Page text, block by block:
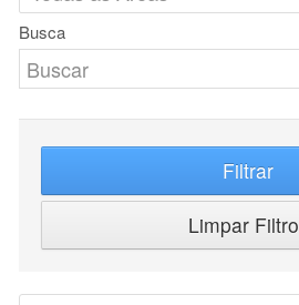
Busca
Filtrar
Limpar